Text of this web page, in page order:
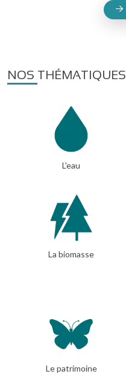
NOS THÉMATIQUES
L'eau
La biomasse
Le patrimoine